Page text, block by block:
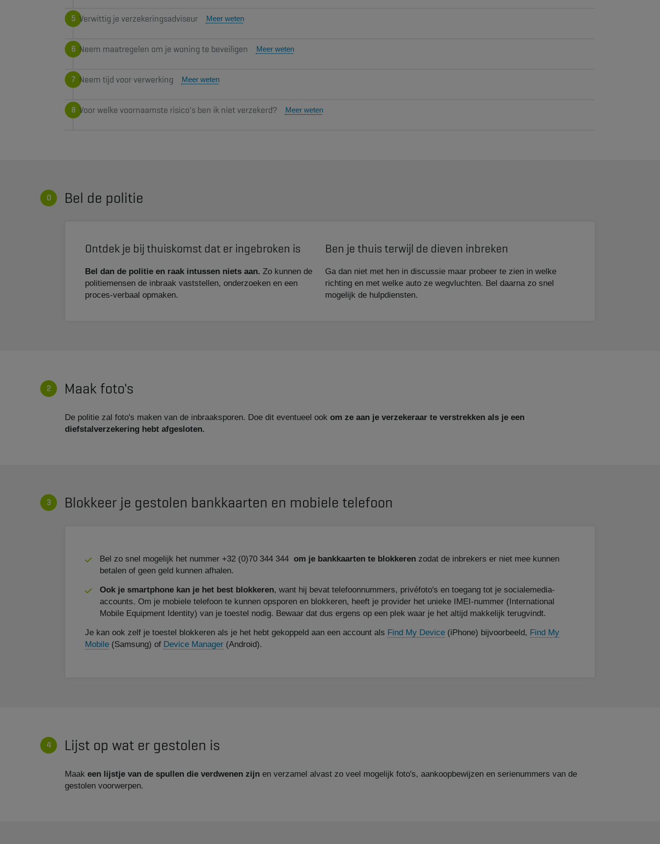
Verwittig je verzekeringsadviseur Meer weten
Neem maatregelen om je woning te beveiligen Meer weten
Neem tijd voor verwerking Meer weten
Voor welke voornaamste risico's ben ik niet verzekerd? Meer weten
Bel de politie
Ontdek je bij thuiskomst dat er ingebroken is
Bel dan de politie en raak intussen niets aan. Zo kunnen de
politiemensen de inbraak vaststellen, onderzoeken en een
proces-verbaal opmaken.
Ben je thuis terwijl de dieven inbreken
Ga dan niet met hen in discussie maar probeer te zien in welke
richting en met welke auto ze wegvluchten. Bel daarna zo snel
mogelijk de hulpdiensten.
Maak foto's
De politie zal foto's maken van de inbraaksporen. Doe dit eventueel ook om ze aan je verzekeraar te verstrekken als je een
diefstalverzekering hebt afgesloten.
Blokkeer je gestolen bankkaarten en mobiele telefoon
Bel zo snel mogelijk het nummer +32 (0)70 344 344 om je bankkaarten te blokkeren zodat de inbrekers er niet mee kunnen
betalen of geen geld kunnen afhalen.
Ook je smartphone kan je het best blokkeren, want hij bevat telefoonnummers, privéfoto's en toegang tot je socialemedia-
accounts. Om je mobiele telefoon te kunnen opsporen en blokkeren, heeft je provider het unieke IMEI-nummer (International
Mobile Equipment Identity) van je toestel nodig. Bewaar dat dus ergens op een plek waar je het altijd makkelijk terugvindt.
Je kan ook zelf je toestel blokkeren als je het hebt gekoppeld aan een account als Find My Device (iPhone) bijvoorbeeld, Find My
Mobile (Samsung) of Device Manager (Android).
Lijst op wat er gestolen is
Maak een lijstje van de spullen die verdwenen zijn en verzamel alvast zo veel mogelijk foto's, aankoopbewijzen en serienummers van de
gestolen voorwerpen.